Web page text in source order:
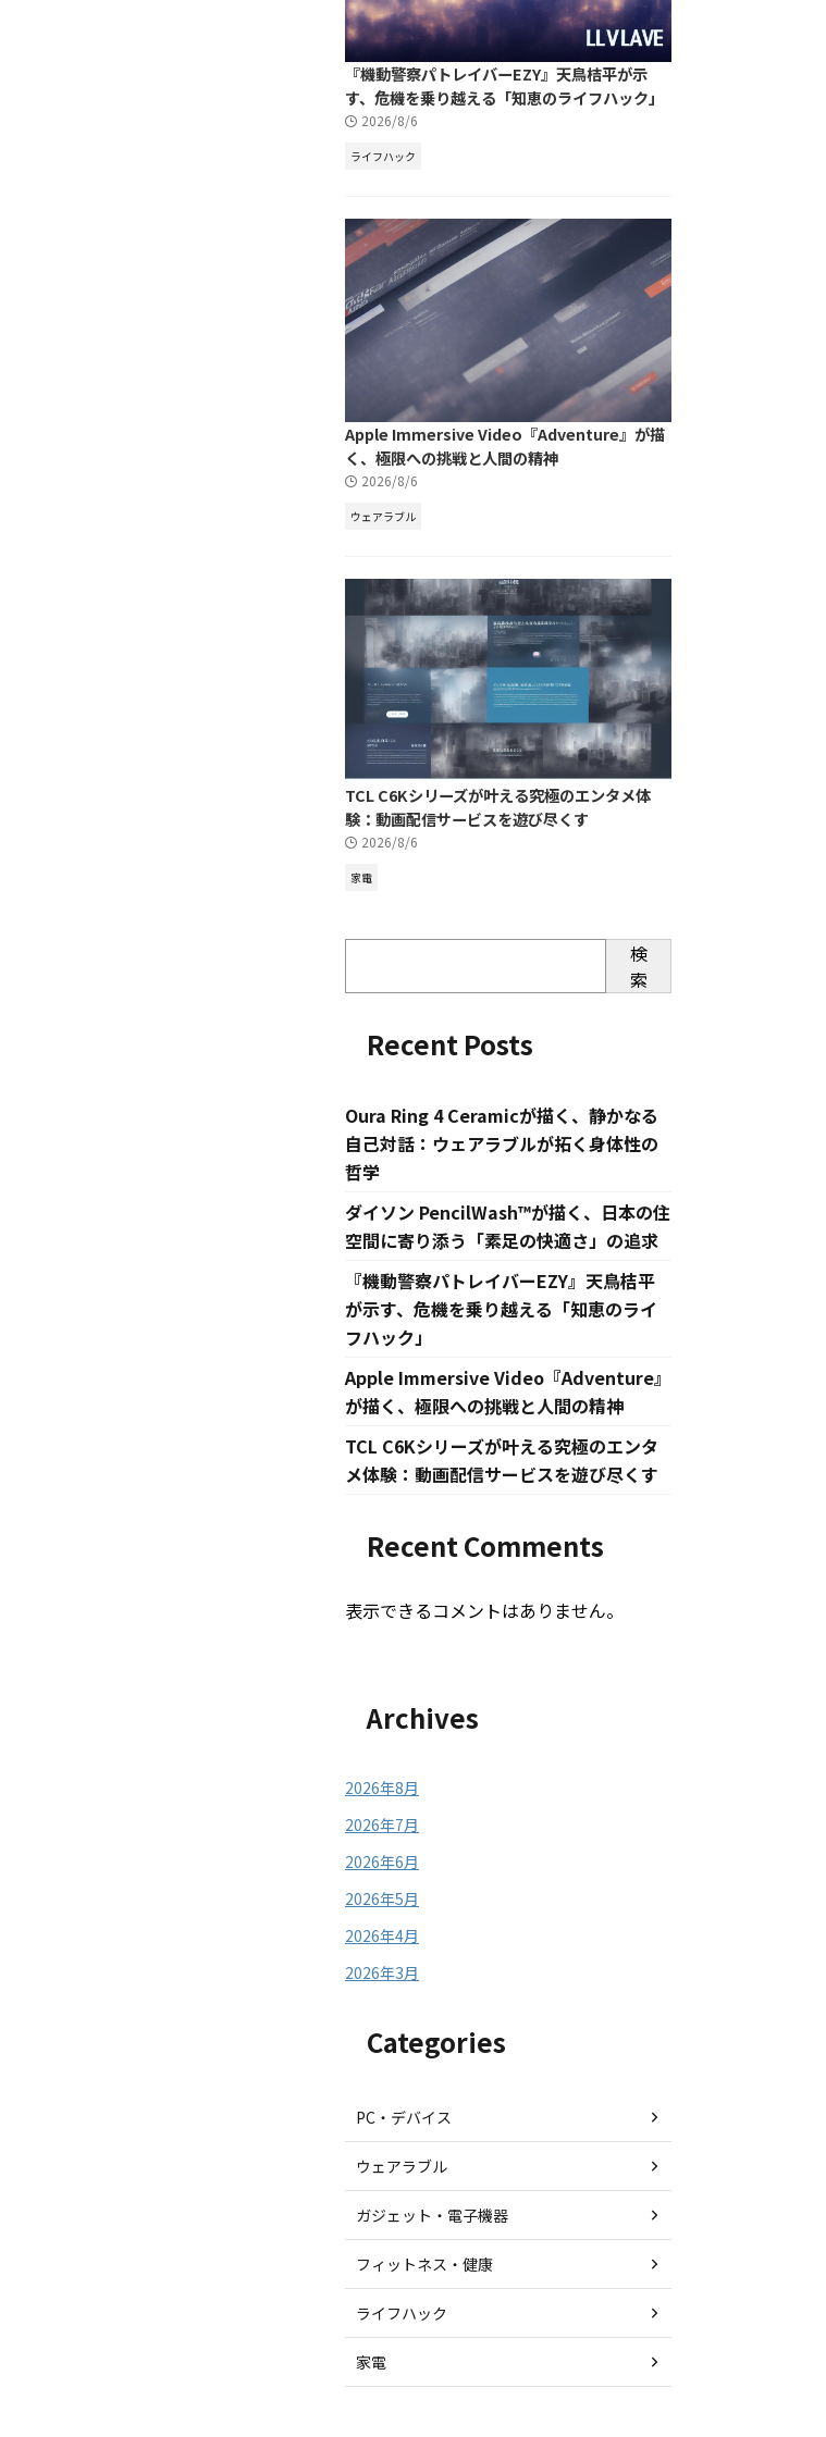
『機動警察パトレイバーEZY』天鳥桔平が示
す、危機を乗り越える「知恵のライフハック」
2026/8/6
ライフハック
Apple Immersive Video『Adventure』が描
く、極限への挑戦と人間の精神
2026/8/6
ウェアラブル
TCL C6Kシリーズが叶える究極のエンタメ体
験：動画配信サービスを遊び尽くす
2026/8/6
家電
検
索
Recent Posts
Oura Ring 4 Ceramicが描く、静かなる
自己対話：ウェアラブルが拓く身体性の
哲学
ダイソン PencilWash™が描く、日本の住
空間に寄り添う「素足の快適さ」の追求
『機動警察パトレイバーEZY』天鳥桔平
が示す、危機を乗り越える「知恵のライ
フハック」
Apple Immersive Video『Adventure』
が描く、極限への挑戦と人間の精神
TCL C6Kシリーズが叶える究極のエンタ
メ体験：動画配信サービスを遊び尽くす
Recent Comments
表示できるコメントはありません。
Archives
2026年8月
2026年7月
2026年6月
2026年5月
2026年4月
2026年3月
Categories
PC・デバイス
ウェアラブル
ガジェット・電子機器
フィットネス・健康
ライフハック
家電